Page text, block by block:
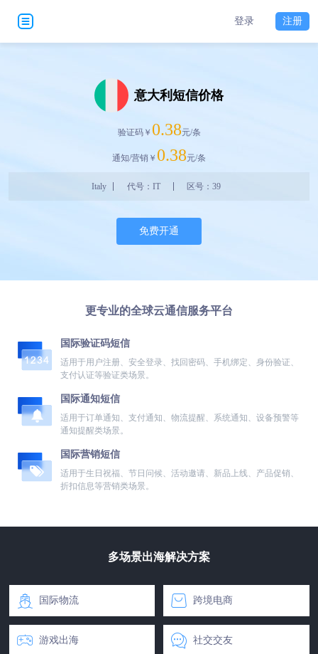
登录 注册
意大利短信价格
验证码￥ 0.38元/条
通知/营销￥ 0.38元/条
Italy 代号：IT 区号：39
免费开通
更专业的全球云通信服务平台
国际验证码短信
适用于用户注册、安全登录、找回密码、手机绑定、身份验证、
支付认证等验证类场景。
国际通知短信
适用于订单通知、支付通知、物流提醒、系统通知、设备预警等
通知提醒类场景。
国际营销短信
适用于生日祝福、节日问候、活动邀请、新品上线、产品促销、
折扣信息等营销类场景。
多场景出海解决方案
 国际物流  跨境电商
 游戏出海  社交交友